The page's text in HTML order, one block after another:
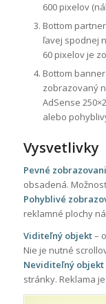
600 pixelov
Bottom
ľavej spodnej
60 pixelov je
Bottom
zobrazovaný
AdSense
alebo
Vysvetlivky
Pevné
obsadená.
Pohyblivé
reklamné plochy
Viditeľný objekt–
Nie je nutné
Neviditeľný objekt
stránky. Reklama